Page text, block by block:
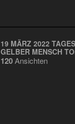
19 MÄRZ 2022
GELBER MENSCH
120Ansichten